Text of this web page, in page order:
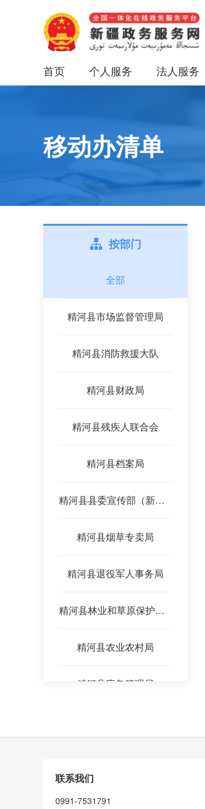
首页 个人服务 法人服务
移动办清单
按部门
全部
精河县市场监督管理局
精河县消防救援大队
精河县财政局
精河县残疾人联合会
精河县档案局
精河县县委宣传部（新闻出版局）
精河县烟草专卖局
精河县退役军人事务局
精河县林业和草原保护服务中心
精河县农业农村局
精河县应急管理局
联系我们
0991-7531791